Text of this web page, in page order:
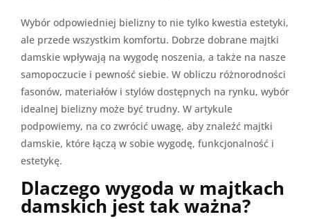
Wybór odpowiedniej bielizny to nie tylko kwestia estetyki,
ale przede wszystkim komfortu. Dobrze dobrane majtki
damskie wpływają na wygodę noszenia, a także na nasze
samopoczucie i pewność siebie. W obliczu różnorodności
fasonów, materiałów i stylów dostępnych na rynku, wybór
idealnej bielizny może być trudny. W artykule
podpowiemy, na co zwrócić uwagę, aby znaleźć majtki
damskie, które łączą w sobie wygodę, funkcjonalność i
estetykę.
Dlaczego wygoda w majtkach
damskich jest tak ważna?